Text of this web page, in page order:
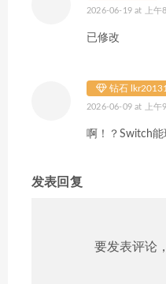
2026-06-19 at 上午
已修改
钻石
2026-06-09 at 上午
啊！？Switch能
发表回复
要发表评论